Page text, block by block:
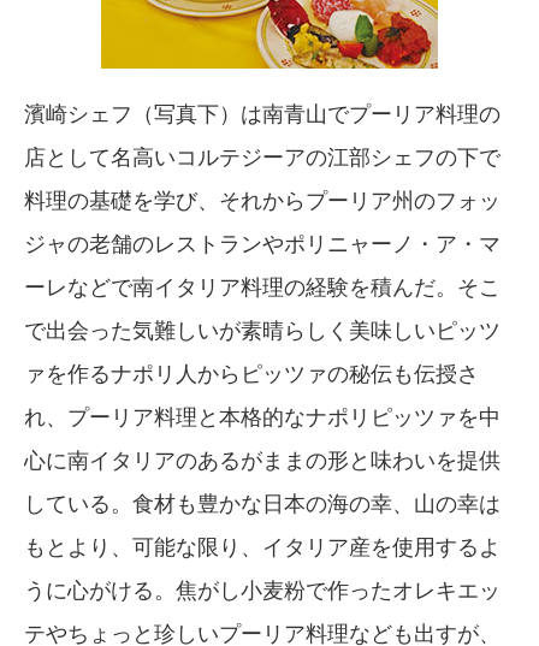
濱崎シェフ（写真下）は南青山でプーリア料理の
店として名高いコルテジーアの江部シェフの下で
料理の基礎を学び、それからプーリア州のフォッ
ジャの老舗のレストランやポリニャーノ・ア・マ
ーレなどで南イタリア料理の経験を積んだ。そこ
で出会った気難しいが素晴らしく美味しいピッツ
ァを作るナポリ人からピッツァの秘伝も伝授さ
れ、プーリア料理と本格的なナポリピッツァを中
心に南イタリアのあるがままの形と味わいを提供
している。食材も豊かな日本の海の幸、山の幸は
もとより、可能な限り、イタリア産を使用するよ
うに心がける。焦がし小麦粉で作ったオレキエッ
テやちょっと珍しいプーリア料理なども出すが、